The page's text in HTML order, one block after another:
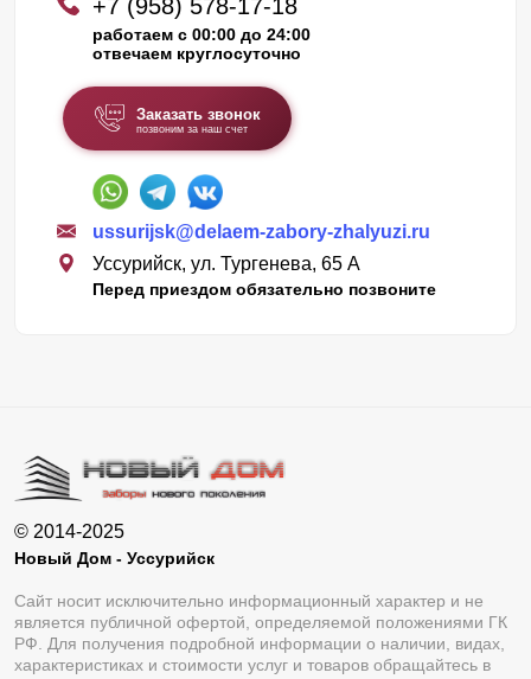
+7 (958) 578-17-18
работаем с 00:00 до 24:00
отвечаем круглосуточно
Заказать звонок
позвоним за наш счет
ussurijsk@delaem-zabory-zhalyuzi.ru
Уссурийск, ул. Тургенева, 65 А
Перед приездом обязательно позвоните
© 2014-2025
Новый Дом - Уссурийск
Сайт носит исключительно информационный характер и не
является публичной офертой, определяемой положениями ГК
РФ. Для получения подробной информации о наличии, видах,
характеристиках и стоимости услуг и товаров обращайтесь в